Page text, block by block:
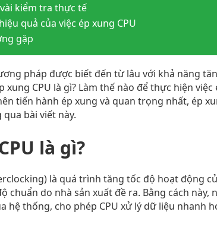
kiểm tra thực tế
quả của việc ép xung CPU
gặp
pháp được biết đến từ lâu với khả năng
xung CPU là gì? Làm thế nào để thực hiện
tiến hành ép xung và quan trọng nhất, ép
bài viết này.
là gì?
là quá trình tăng tốc độ hoạt động
chuẩn do nhà sản xuất đề ra. Bằng cách này,
hệ thống, cho phép CPU xử lý dữ liệu nhanh